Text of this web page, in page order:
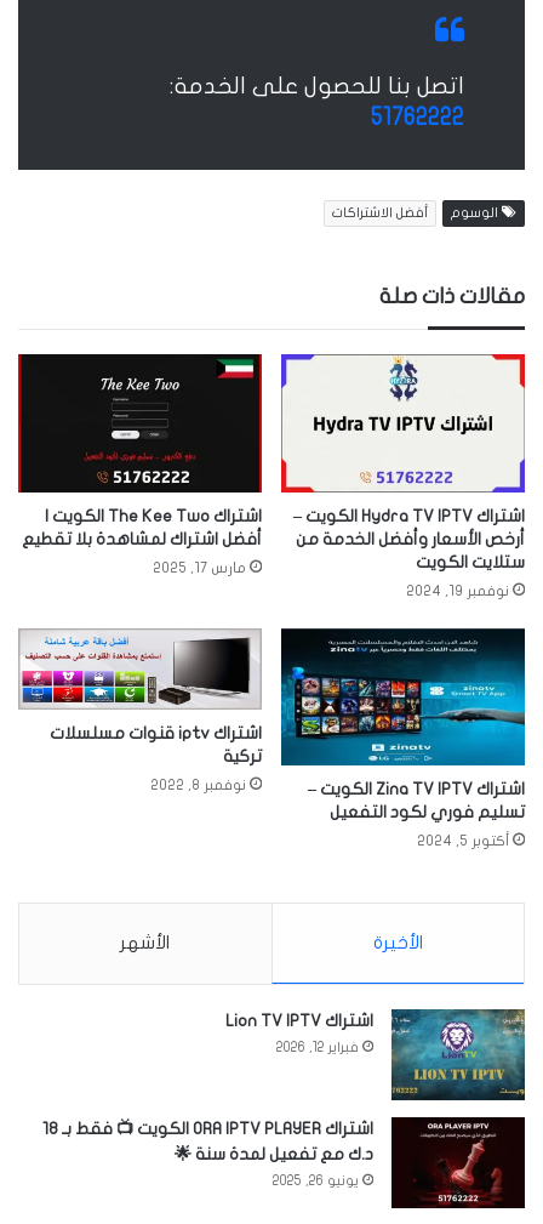
اتصل بنا للحصول على الخدمة:
51762222
الوسوم أفضل الاشتراكات
مقالات ذات صلة
اشتراك Hydra TV IPTV الكويت –
أرخص الأسعار وأفضل الخدمة من
ستلايت الكويت
نوفمبر 19, 2024
اشتراك The Kee Two الكويت |
أفضل اشتراك لمشاهدة بلا تقطيع
مارس 17, 2025
اشتراك Zina TV IPTV الكويت –
تسليم فوري لكود التفعيل
أكتوبر 5, 2024
اشتراك iptv قنوات مسلسلات
تركية
نوفمبر 8, 2022
الأخيرة الأشهر
اشتراك Lion TV IPTV
فبراير 12, 2026
اشتراك ORA IPTV PLAYER الكويت 📺 فقط بـ 18
د.ك مع تفعيل لمدة سنة 🌟
يونيو 26, 2025